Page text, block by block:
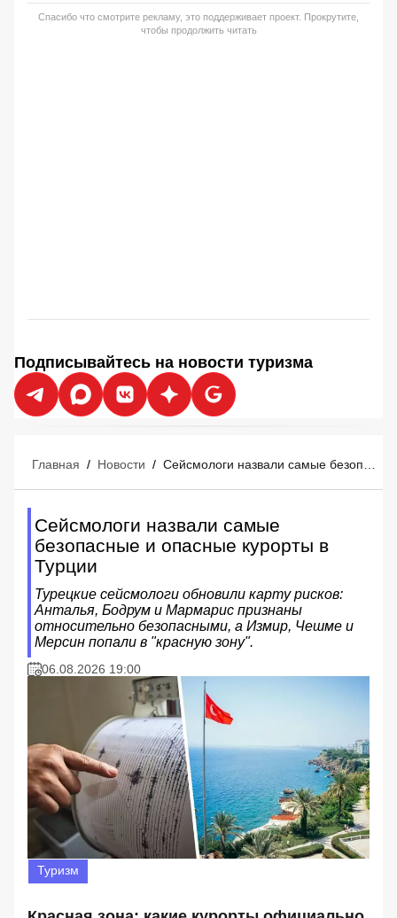
Спасибо что смотрите рекламу, это поддерживает проект. Прокрутите,
чтобы продолжить читать
Подписывайтесь на новости туризма
Главная / Новости /
Сейсмологи назвали самые
безопасные и опасные курорты в
Турции
Турецкие сейсмологи обновили карту рисков:
Анталья, Бодрум и Мармарис признаны
относительно безопасными, а Измир, Чешме и
Мерсин попали в "красную зону".
06.08.2026 19:00
Туризм